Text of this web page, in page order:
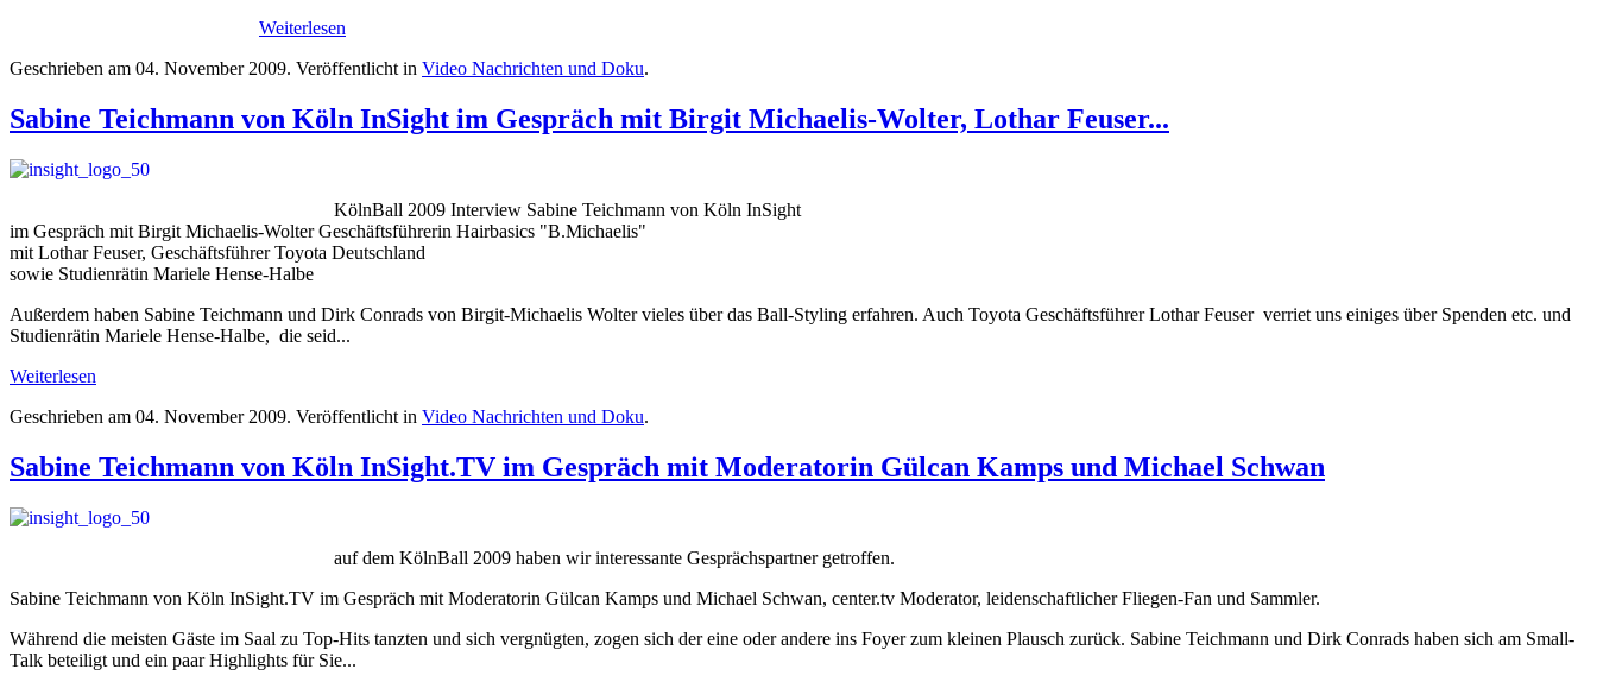
Weiterlesen
Geschrieben am 04. November 2009. Veröffentlicht in Video Nachrichten und Doku.
Sabine Teichmann von Köln InSight im Gespräch mit Birgit Michaelis-Wolter, Lothar Feuser...
KölnBall 2009 Interview Sabine Teichmann von Köln InSight
im Gespräch mit Birgit Michaelis-Wolter Geschäftsführerin Hairbasics "B.Michaelis"
mit Lothar Feuser, Geschäftsführer Toyota Deutschland
sowie Studienrätin Mariele Hense-Halbe
Außerdem haben Sabine Teichmann und Dirk Conrads von Birgit-Michaelis Wolter vieles über das Ball-Styling erfahren. Auch Toyota Geschäftsführer Lothar Feuser verriet uns einiges über Spenden etc. und
Studienrätin Mariele Hense-Halbe, die seid...
Weiterlesen
Geschrieben am 04. November 2009. Veröffentlicht in Video Nachrichten und Doku.
Sabine Teichmann von Köln InSight.TV im Gespräch mit Moderatorin Gülcan Kamps und Michael Schwan
auf dem KölnBall 2009 haben wir interessante Gesprächspartner getroffen.
Sabine Teichmann von Köln InSight.TV im Gespräch mit Moderatorin Gülcan Kamps und Michael Schwan, center.tv Moderator, leidenschaftlicher Fliegen-Fan und Sammler.
Während die meisten Gäste im Saal zu Top-Hits tanzten und sich vergnügten, zogen sich der eine oder andere ins Foyer zum kleinen Plausch zurück. Sabine Teichmann und Dirk Conrads haben sich am Small-
Talk beteiligt und ein paar Highlights für Sie...